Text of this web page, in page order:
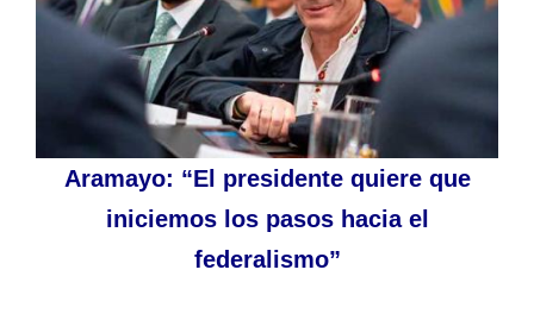
Aramayo: “El presidente quiere que
iniciemos los pasos hacia el
federalismo”